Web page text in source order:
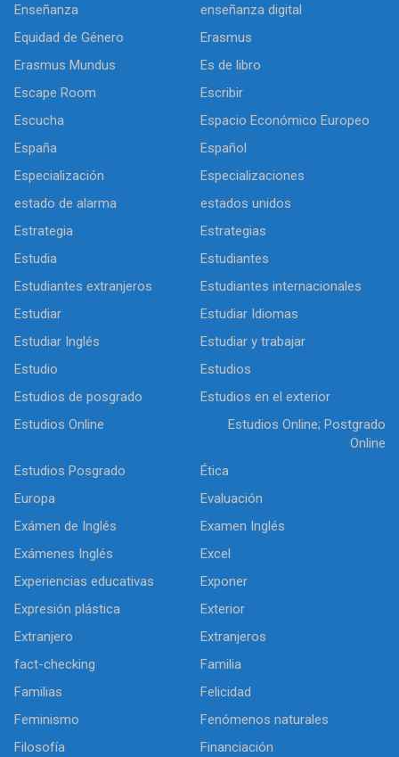
Enseñanza
enseñanza digital
Equidad de Género
Erasmus
Erasmus Mundus
Es de libro
Escape Room
Escribir
Escucha
Espacio Económico Europeo
España
Español
Especialización
Especializaciones
estado de alarma
estados unidos
Estrategia
Estrategias
Estudia
Estudiantes
Estudiantes extranjeros
Estudiantes internacionales
Estudiar
Estudiar Idiomas
Estudiar Inglés
Estudiar y trabajar
Estudio
Estudios
Estudios de posgrado
Estudios en el exterior
Estudios Online
Estudios Online; Postgrado
Online
Estudios Posgrado
Ética
Europa
Evaluación
Exámen de Inglés
Examen Inglés
Exámenes Inglés
Excel
Experiencias educativas
Exponer
Expresión plástica
Exterior
Extranjero
Extranjeros
fact-checking
Familia
Familias
Felicidad
Feminismo
Fenómenos naturales
Filosofía
Financiación